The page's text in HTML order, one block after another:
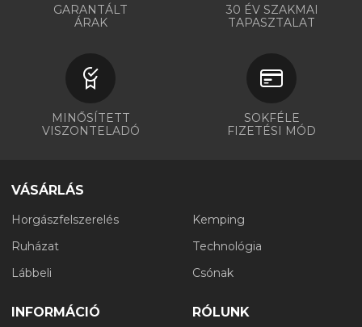
GARANTÁLT
ÁRAK
30 ÉV SZAKMAI
TAPASZTALAT
MINŐSÍTETT
VISZONTELADÓ
SOKFÉLE
FIZETÉSI MÓD
VÁSÁRLÁS
Horgászfelszerelés
Ruházat
Lábbeli
Kemping
Technológia
Csónak
INFORMÁCIÓ RÓLUNK